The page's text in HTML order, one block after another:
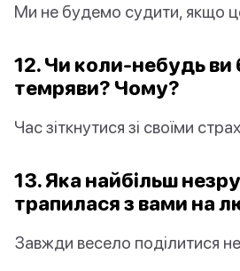
Ми не будемо судити, якщо
12. Чи коли-небудь ви
темряви? Чому?
Час зіткнутися зі своїми
13. Яка найбільш
трапилася з вами на
Завжди весело поділитися